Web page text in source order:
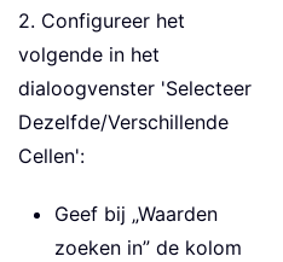
2. Configureer het
volgende in het
dialoogvenster 'Selecteer
Dezelfde/Verschillende
Cellen':
Geef bij „Waarden
zoeken in” de kolom